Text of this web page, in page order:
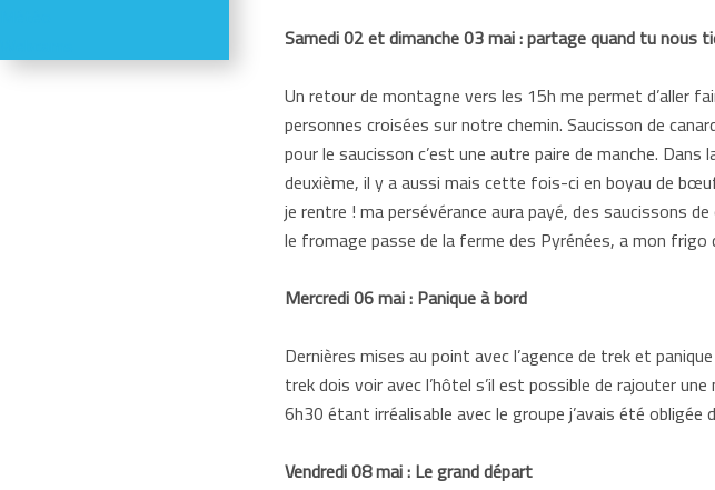
Samedi 02 et dimanche 03 mai : partage quand tu nous
Un retour de montagne vers les 15h me permet d’aller
personnes croisées sur notre chemin. Saucisson de
pour le saucisson c’est une autre paire de manche.
deuxième, il y a aussi mais cette fois-ci en boyau de
je rentre ! ma persévérance aura payé, des saucissons
le fromage passe de la ferme des Pyrénées, a mon
Mercredi 06 mai : Panique à bord
Dernières mises au point avec l’agence de trek et
trek dois voir avec l’hôtel s’il est possible de rajouter
6h30 étant irréalisable avec le groupe j’avais été
Vendredi 08 mai : Le grand départ